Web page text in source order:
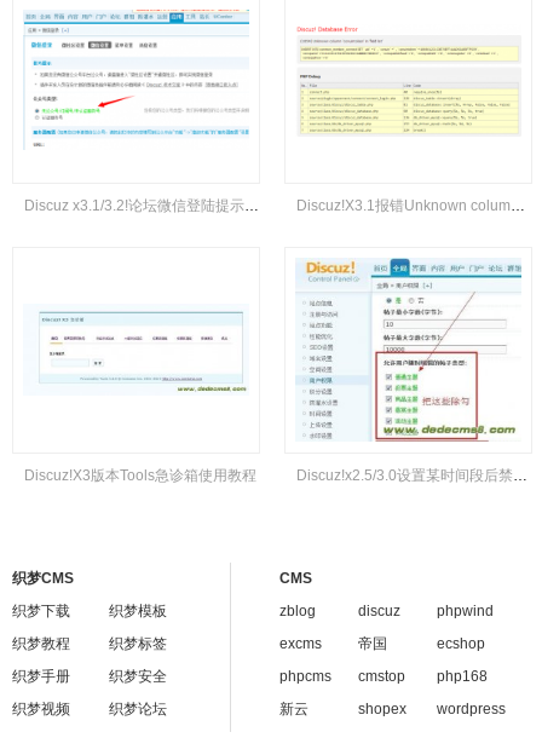
Discuz x3.1/3.2!论坛微信登陆提示＂目前无法通过微信登录＂解决办法 Discuz!X3.1报错Unknown column 'conuintoken' in 'field list'解决办法
Discuz!X3版本Tools急诊箱使用教程 Discuz!x2.5/3.0设置某时间段后禁止编辑帖子内容
织梦CMS
织梦下载
织梦模板
织梦教程
织梦标签
织梦手册
织梦安全
织梦视频
织梦论坛
CMS
zblog
discuz
phpwind
excms
帝国
ecshop
phpcms
cmstop
php168
新云
shopex wordpress